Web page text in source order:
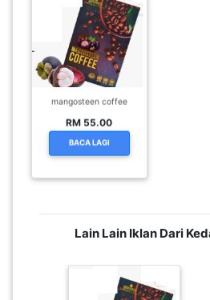
mangosteen coffee
RM 55.00
Lain Lain Iklan Dari
SARAWAK(2)
JOHOR(8)
MELAKA(53)